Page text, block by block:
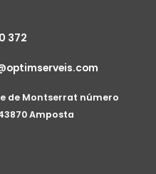
372
de Montserrat número
43870 Amposta